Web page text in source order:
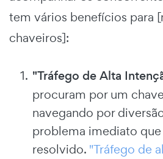
tem vários benefícios para
chaveiros]:
"Tráfego de Alta
procuram por um
navegando por
problema imediato
resolvido. "Tráfego de